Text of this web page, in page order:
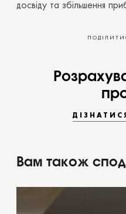
досвіду та збільшення
Вам також